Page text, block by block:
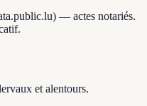
— actes notariés.
et alentours.